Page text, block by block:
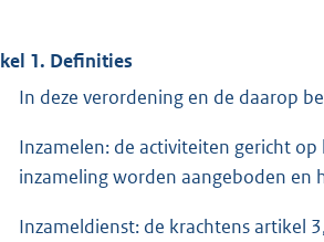
1. Definities
In deze verordening en de daarop
Inzamelen: de activiteiten gericht
inzameling worden aangeboden
Inzameldienst: de krachtens artikel